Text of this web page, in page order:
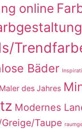
online
Bäder
Maler des Jahres
Modernes
Taupe